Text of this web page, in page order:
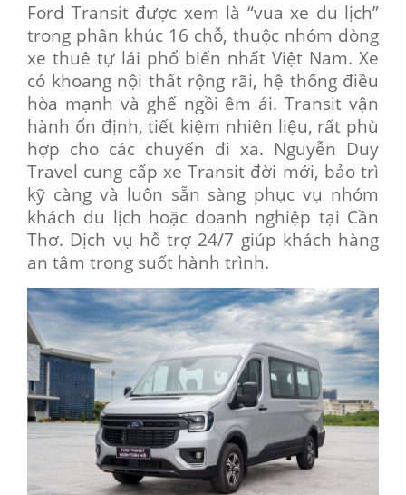
Ford Transit được xem là “vua xe du lịch”
trong phân khúc 16 chỗ, thuộc nhóm dòng
xe thuê tự lái phổ biến nhất Việt Nam. Xe
có khoang nội thất rộng rãi, hệ thống điều
hòa mạnh và ghế ngồi êm ái. Transit vận
hành ổn định, tiết kiệm nhiên liệu, rất phù
hợp cho các chuyến đi xa. Nguyễn Duy
Travel cung cấp xe Transit đời mới, bảo trì
kỹ càng và luôn sẵn sàng phục vụ nhóm
khách du lịch hoặc doanh nghiệp tại Cần
Thơ. Dịch vụ hỗ trợ 24/7 giúp khách hàng
an tâm trong suốt hành trình.